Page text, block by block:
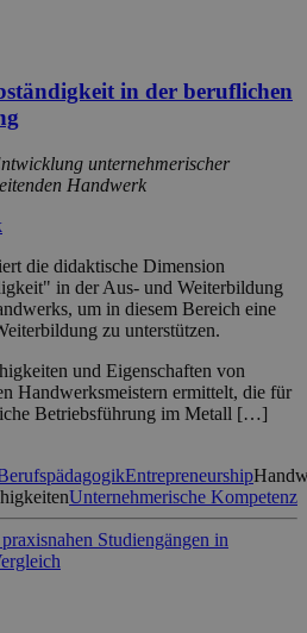
in der beruflichen
unternehmerischer
Handwerk
die didaktische Dimension
in der Aus- und Weiterbildung
um in diesem Bereich eine
zu unterstützen.
und Eigenschaften von
Handwerksmeistern ermittelt, die für
Betriebsführung im Metall […]
Entrepreneurship
Unternehmerische Kompetenz